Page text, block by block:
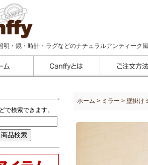
明・鏡・時計・ラグなどのナチュラルアンティーク
で検索できます。
ホーム > ミラー > 壁掛け